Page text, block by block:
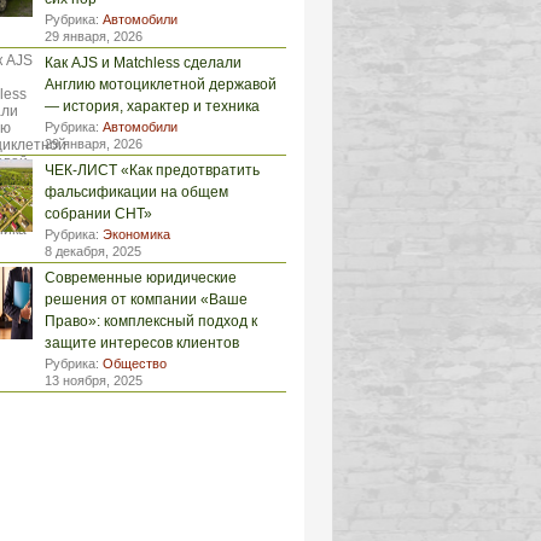
Рубрика: Автомобили
29 января, 2026
Как AJS и Matchless сделали
Англию мотоциклетной державой
— история, характер и техника
Рубрика: Автомобили
29 января, 2026
ЧЕК-ЛИСТ «Как предотвратить
фальсификации на общем
собрании СНТ»
Рубрика: Экономика
8 декабря, 2025
Современные юридические
решения от компании «Ваше
Право»: комплексный подход к
защите интересов клиентов
Рубрика: Общество
13 ноября, 2025